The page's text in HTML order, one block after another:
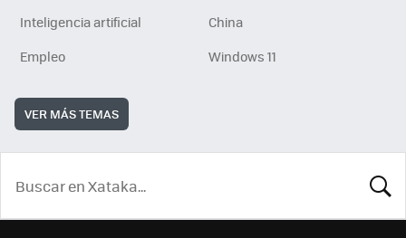
Inteligencia artificial
China
Empleo
Windows 11
VER MÁS TEMAS